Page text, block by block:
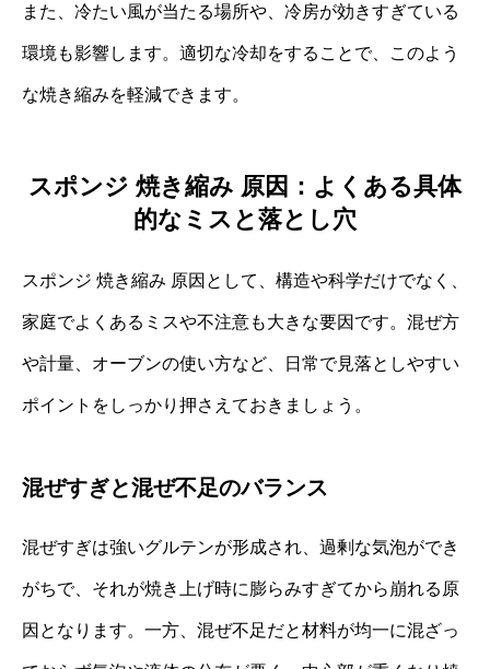
また、冷たい風が当たる場所や、冷房が効きすぎている
環境も影響します。適切な冷却をすることで、このよう
な焼き縮みを軽減できます。
スポンジ 焼き縮み 原因：よくある具体
的なミスと落とし穴
スポンジ 焼き縮み 原因として、構造や科学だけでなく、
家庭でよくあるミスや不注意も大きな要因です。混ぜ方
や計量、オーブンの使い方など、日常で見落としやすい
ポイントをしっかり押さえておきましょう。
混ぜすぎと混ぜ不足のバランス
混ぜすぎは強いグルテンが形成され、過剰な気泡ができ
がちで、それが焼き上げ時に膨らみすぎてから崩れる原
因となります。一方、混ぜ不足だと材料が均一に混ざっ